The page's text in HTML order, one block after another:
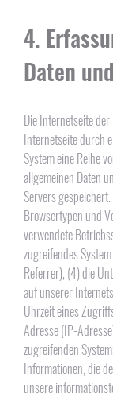
4.
Daten
Die Internetseite
Internetseite durch
System eine Reihe
allgemeinen Daten
Servers
Browsertypen und
verwendete
zugreifendes
Referrer), (4) die
auf unserer
Uhrzeit eines
Adresse (IP-
zugreifenden
Informationen, die
unsere